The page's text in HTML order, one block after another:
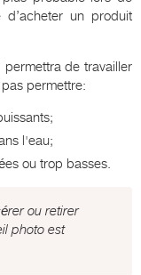
un produit
permettra de travailler
permettre:
l'eau;
ou trop basses.
ou retirer
photo est